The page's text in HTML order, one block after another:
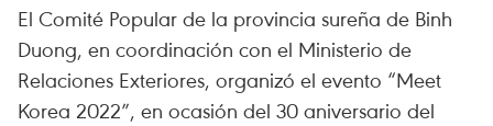
El Comité Popular de la provincia sureña de Binh
Duong, en coordinación con el Ministerio de
Relaciones Exteriores, organizó el evento “Meet
Korea 2022”, en ocasión del 30 aniversario del